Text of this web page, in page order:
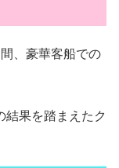
、豪華客船での
結果を踏まえたク